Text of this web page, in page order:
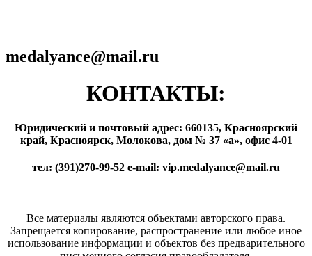
medalyance@mail.ru
КОНТАКТЫ:
Юридический и почтовый адрес: 660135, Красноярский
край, Красноярск, Молокова, дом № 37 «а», офис 4-01
тел: (391)270-99-52 e-mail: vip.medalyance@mail.ru
Все материалы являются объектами авторского права.
Запрещается копирование, распространение или любое иное
использование информации и объектов без предварительного